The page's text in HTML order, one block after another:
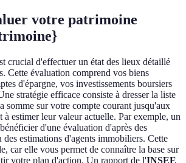
votre patrimoine
crucial d'effectuer un état des lieux détaillé
Cette évaluation comprend vos biens
d'épargne, vos investissements boursiers
stratégie efficace consiste à dresser la liste
somme sur votre compte courant jusqu'aux
à estimer leur valeur actuelle. Par exemple, un
d'une évaluation d'après des
estimations d'agents immobiliers. Cette
car elle vous permet de connaître la base sur
votre plan d'action. Un rapport de l'INSEE